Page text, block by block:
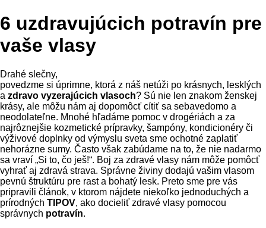
6 uzdravujúcich potravín pre
vaše vlasy
Drahé slečny,
povedzme si úprimne, ktorá z náš netúži po krásnych, lesklých
a zdravo vyzerajúcich vlasoch? Sú nie len znakom ženskej
krásy, ale môžu nám aj dopomôcť cítiť sa sebavedomo a
neodolateľne. Mnohé hľadáme pomoc v drogériách a za
najrôznejšie kozmetické prípravky, šampóny, kondicionéry či
výživové doplnky od výmyslu sveta sme ochotné zaplatiť
nehorázne sumy. Často však zabúdame na to, že nie nadarmo
sa vraví „Si to, čo ješ!“. Boj za zdravé vlasy nám môže pomôcť
vyhrať aj zdravá strava. Správne živiny dodajú vašim vlasom
pevnú štruktúru pre rast a bohatý lesk. Preto sme pre vás
pripravili článok, v ktorom nájdete niekoľko jednoduchých a
prírodných TIPOV, ako docieliť zdravé vlasy pomocou
správnych potravín.